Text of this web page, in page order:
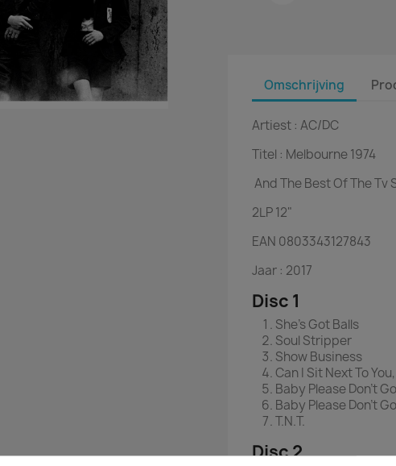
Omschrijving
Artiest : AC/DC
Titel : Melbourne 1974
And The Best Of The Tv
2LP12"
EAN 0803343127843
Jaar : 2017
Disc 1
She's Got Balls
Soul Stripper
Show Business
Can I Sit Next To
Baby Please Don't Go
Baby Please Don't Go
T.N.T.
Disc 2